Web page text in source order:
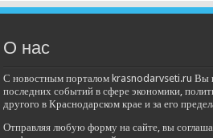
О нас
С новостным порталом krasnodarvseti.ru Вы
последних событий в сфере экономики,
другого в Краснодарском крае и за его
Отправляя любую форму на сайте, вы